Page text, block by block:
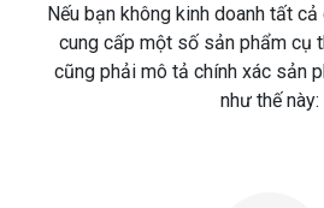
Nếu bạn không kinh doanh tất
cung cấp một số sản phẩm cụ
cũng phải mô tả chính xác sản
như thế này: